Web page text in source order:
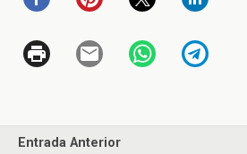
Entrada Anterior